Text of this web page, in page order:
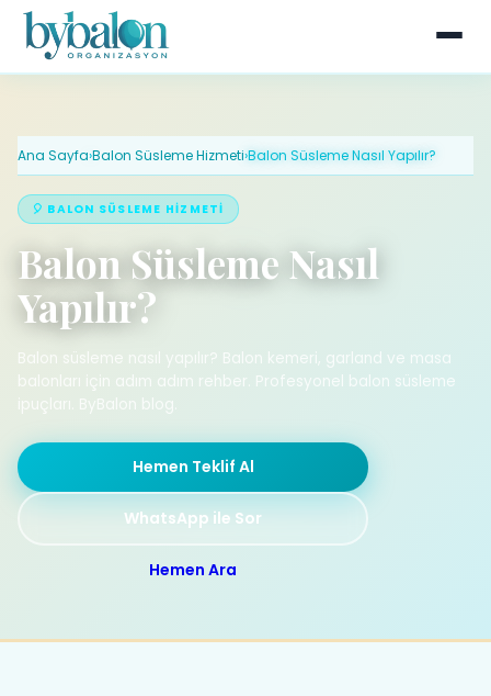
Ana Sayfa›Balon Süsleme Hizmeti›Balon Süsleme Nasıl Yapılır?
🎈 BALON SÜSLEME HIZMETI
Balon Süsleme Nasıl
Yapılır?
Balon süsleme nasıl yapılır? Balon kemeri, garland ve masa
balonları için adım adım rehber. Profesyonel balon süsleme
ipuçları. ByBalon blog.
Hemen Teklif Al
WhatsApp ile Sor
Hemen Ara